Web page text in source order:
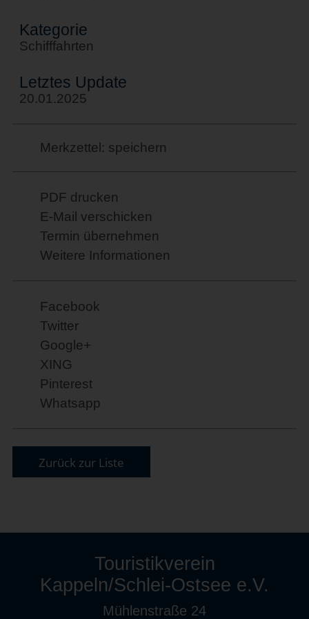
Kategorie
Schifffahrten
Letztes Update
20.01.2025
Merkzettel: speichern
PDF drucken
E-Mail verschicken
Termin übernehmen
Weitere Informationen
Facebook
Twitter
Google+
XING
Pinterest
Whatsapp
Zurück zur Liste
Touristikverein
Kappeln/Schlei-Ostsee e.V.
Mühlenstraße 24